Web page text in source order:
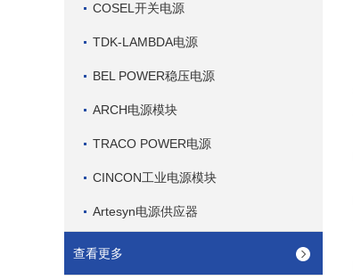
COSEL开关电源
TDK-LAMBDA电源
BEL POWER稳压电源
ARCH电源模块
TRACO POWER电源
CINCON工业电源模块
Artesyn电源供应器
查看更多